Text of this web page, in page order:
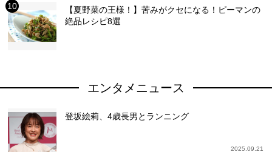
【夏野菜の王様！】苦みがクセになる！ピーマンの
絶品レシピ8選
エンタメニュース
登坂絵莉、4歳長男とランニング
2025.09.21